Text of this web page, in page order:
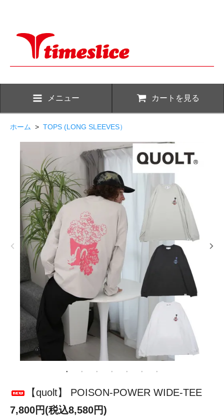
メニュー カートを見る
ホーム > TOPS (LONG SLEEVES）
【quolt】 POISON-POWER WIDE-TEE
7,800円(税込8,580円)